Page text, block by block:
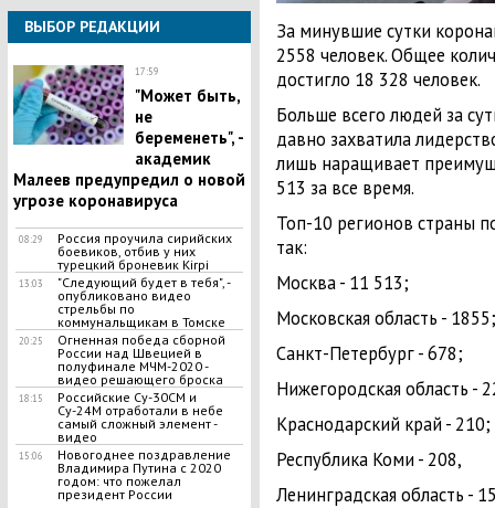
ВЫБОР РЕДАКЦИИ
17:59
"Может быть,
не
беременеть", -
академик
Малеев предупредил о новой
угрозе коронавируса
08:29
Россия проучила сирийских
боевиков, отбив у них
турецкий броневик Kirpi
13:03
"Следующий будет в тебя", -
опубликовано видео
стрельбы по
коммунальщикам в Томске
20:25
Огненная победа сборной
России над Швецией в
полуфинале МЧМ-2020 -
видео решающего броска
18:15
Российские Су-30СМ и
Су-24М отработали в небе
самый сложный элемент -
видео
15:06
Новогоднее поздравление
Владимира Путина с 2020
годом: что пожелал
президент России
За минувшие сутки
2558 человек. Общее
достигло 18 328 человек.
Больше всего людей за
давно захватила
лишь наращивает
513 за все время.
Топ-10 регионов страны
так:
Москва - 11 513;
Московская область - 1855;
Санкт-Петербург - 678;
Нижегородская область -
Краснодарский край - 210;
Республика Коми - 208,
Ленинградская область -